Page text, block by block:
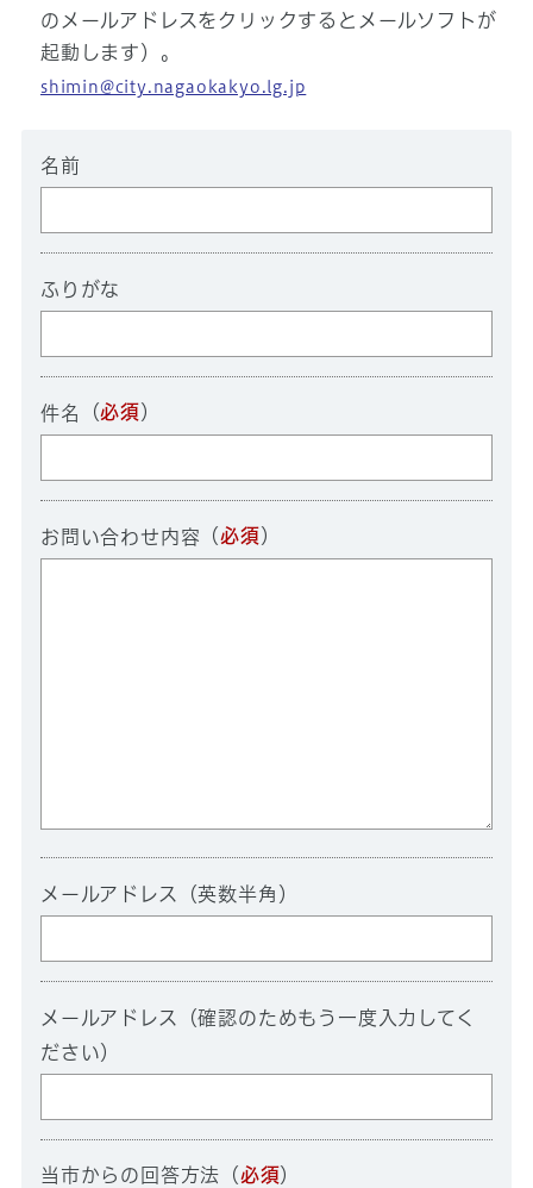
のメールアドレスをクリックするとメールソフトが
起動します）。
shimin@city.nagaokakyo.lg.jp
名前
ふりがな
件名 （必須 ）
お問い合わせ内容 （必須 ）
メールアドレス（英数半角）
メールアドレス（確認のためもう一度入力してく
ださい）
当市からの回答方法 （必須）